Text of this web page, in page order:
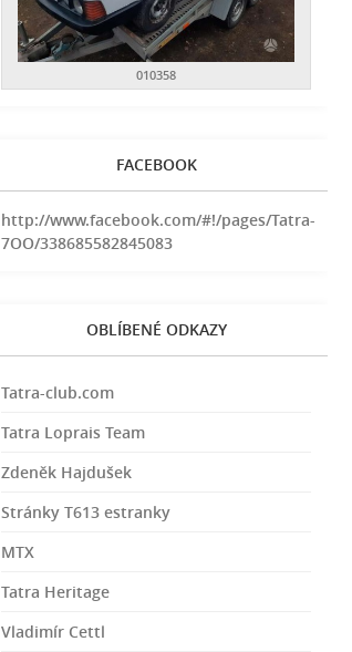
010358
FACEBOOK
http://www.facebook.com/#!/pages/Tatra-
7OO/338685582845083
OBLÍBENÉ ODKAZY
Tatra-club.com
Tatra Loprais Team
Zdeněk Hajdušek
Stránky T613 estranky
MTX
Tatra Heritage
Vladimír Cettl